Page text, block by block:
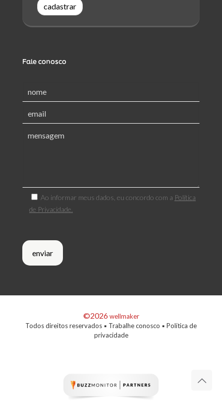
cadastrar
Fale conosco
Ao informar meus dados, eu concordo com a Política
de Privacidade.
©2026wellmaker
Todos direitos reservados ▪ Trabalhe conosco ▪ Política de
privacidade